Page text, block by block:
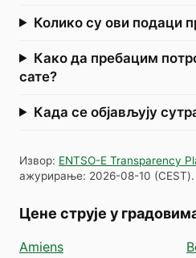
Колико су ови подаци
Како да пребацим
сате?
Када се објављују
Извор: ENTSO-E Transparency
ажурирање: 2026-08-10 (CEST).
Цене струје у
Amiens